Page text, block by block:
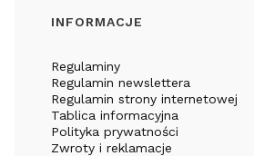
INFORMACJE
Regulaminy
Regulamin newslettera
Regulamin strony internetowej
Tablica informacyjna
Polityka prywatności
Zwroty i reklamacje